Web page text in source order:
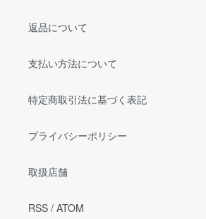
返品について
支払い方法について
特定商取引法に基づく表記
プライバシーポリシー
取扱店舗
RSS / ATOM